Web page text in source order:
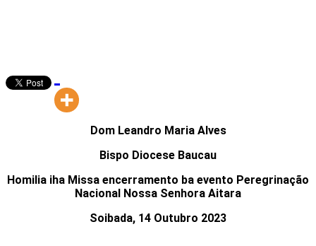
Dom Leandro Maria Alves
Bispo Diocese Baucau
Homilia iha Missa encerramento ba evento Peregrinação
Nacional Nossa Senhora Aitara
Soibada, 14 Outubro 2023